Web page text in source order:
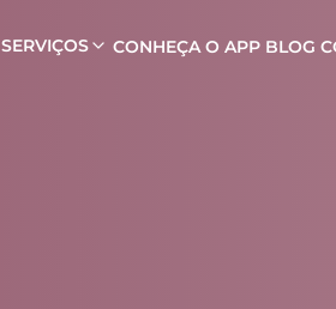
SERVIÇOS CONHEÇA O APP BLOG